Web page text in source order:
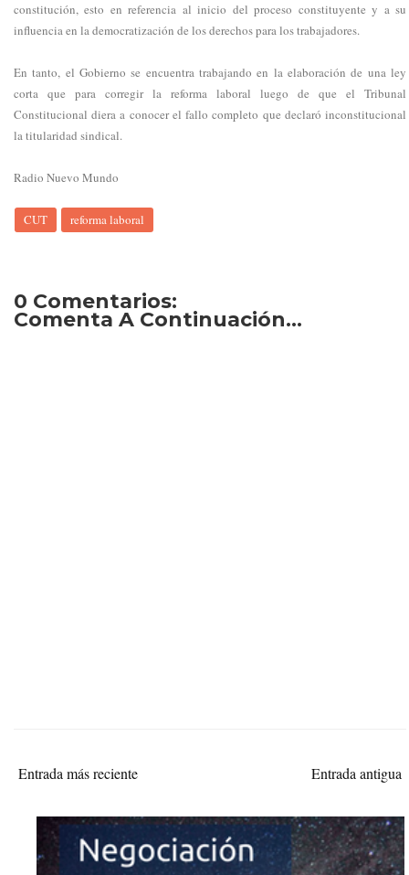
constitución, esto en referencia al inicio del proceso constituyente y a su
influencia en la democratización de los derechos para los trabajadores.
En tanto, el Gobierno se encuentra trabajando en la elaboración de una ley
corta que para corregir la reforma laboral luego de que el Tribunal
Constitucional diera a conocer el fallo completo que declaró inconstitucional
la titularidad sindical.
Radio Nuevo Mundo
CUT reforma laboral
0 Comentarios:
Comenta A Continuación...
Entrada más reciente Entrada antigua